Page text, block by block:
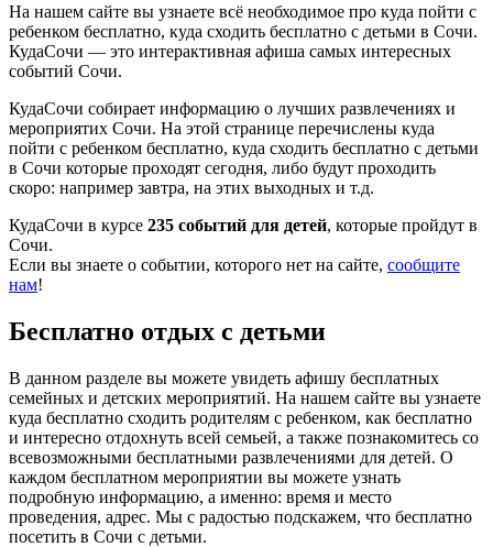
На нашем сайте вы узнаете всё необходимое про куда пойти с
ребенком бесплатно, куда сходить бесплатно с детьми в Сочи.
КудаСочи — это интерактивная афиша самых интересных
событий Сочи.
КудаСочи собирает информацию о лучших развлечениях и
мероприятих Сочи. На этой странице перечислены куда
пойти с ребенком бесплатно, куда сходить бесплатно с детьми
в Сочи которые проходят сегодня, либо будут проходить
скоро: например завтра, на этих выходных и т.д.
КудаСочи в курсе 235 событий для детей, которые пройдут в
Сочи.
Если вы знаете о событии, которого нет на сайте, сообщите
нам!
Бесплатно отдых с детьми
В данном разделе вы можете увидеть афишу бесплатных
семейных и детских мероприятий. На нашем сайте вы узнаете
куда бесплатно сходить родителям с ребенком, как бесплатно
и интересно отдохнуть всей семьей, а также познакомитесь со
всевозможными бесплатными развлечениями для детей. О
каждом бесплатном мероприятии вы можете узнать
подробную информацию, а именно: время и место
проведения, адрес. Мы с радостью подскажем, что бесплатно
посетить в Сочи с детьми.